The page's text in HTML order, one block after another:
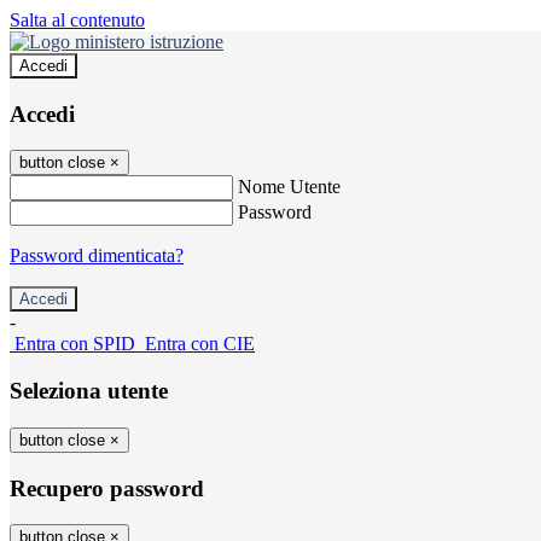
Salta al contenuto
Accedi
Accedi
button close ×
Nome Utente
Password
Password dimenticata?
-
Entra con SPID Entra con CIE
Seleziona utente
button close ×
Recupero password
button close ×